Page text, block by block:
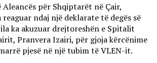
Aleancës për Shqiptarët në Çair,
reaguar ndaj një deklarate të degës së
ka akuzuar drejtoreshën e Spitalit
Pranvera Izairi, për gjoja kërcënime
pjesë në një tubim të VLEN-it.